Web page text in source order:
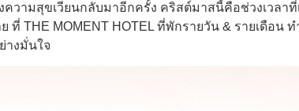
ความสุขเวียนกลับมาอีกครั้ง คริสต์มาสนี้คือช่วงเวล
ที่ THE MOMENT HOTEL ที่พักรายวัน & รายเดือน
างมั่นใจ